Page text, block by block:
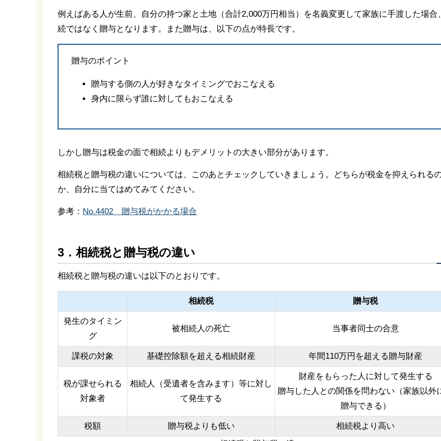
例えばある人が生前、自分の持つ家と土地（合計2,000万円相当）を名義変更して家族に手渡した場合
続ではなく贈与となります。また贈与は、以下の点が特長です。
贈与のポイント
贈与する側の人が好きなタイミングでおこなえる
身内に限らず誰に対してもおこなえる
しかし贈与は税金の面で相続よりもデメリットの大きい部分があります。
相続税と贈与税の違いについては、このあとチェックしていきましょう。どちらが税金を抑えられる
か、自分に当てはめてみてください。
参考： No.4402 贈与税がかかる場合
3．相続税と贈与税の違い
相続税と贈与税の違いは以下のとおりです。
相続税 贈与税
発生のタイミン
グ
被相続人の死亡 当事者同士の合意
課税の対象 基礎控除額を超える相続財産 年間110万円を超える贈与財産
税が課せられる
対象者
相続人（受遺者を含みます）等に対し
て発生する
財産をもらった人に対して発生する
贈与した人との関係を問わない（家族以外
贈与できる）
税額 贈与税よりも低い
相続税より高い